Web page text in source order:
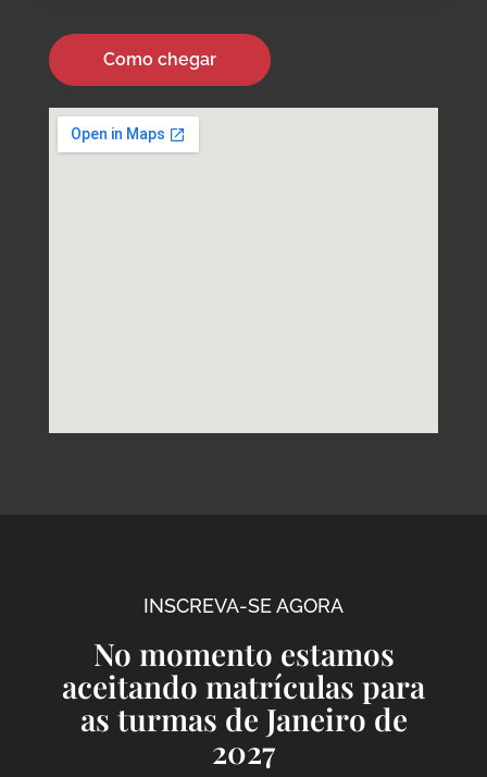
Como chegar
INSCREVA-SE AGORA
No momento estamos
aceitando matrículas para
as turmas de Janeiro de
2027